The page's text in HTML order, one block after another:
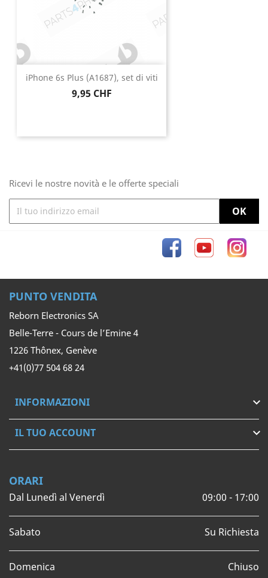
iPhone 6s Plus (A1687), set di viti
Prezzo
9,95 CHF
Ricevi le nostre novità e le offerte speciali
FacebookYouTube
PUNTO VENDITA
Reborn Electronics SA
Belle-Terre - Cours de l’Emine 4
1226 Thônex, Genève
+41(0)77 504 68 24
INFORMAZIONI 
IL TUO ACCOUNT 
ORARI
Dal Lunedì al Venerdì 09:00 - 17:00
Sabato Su Richiesta
Domenica Chiuso